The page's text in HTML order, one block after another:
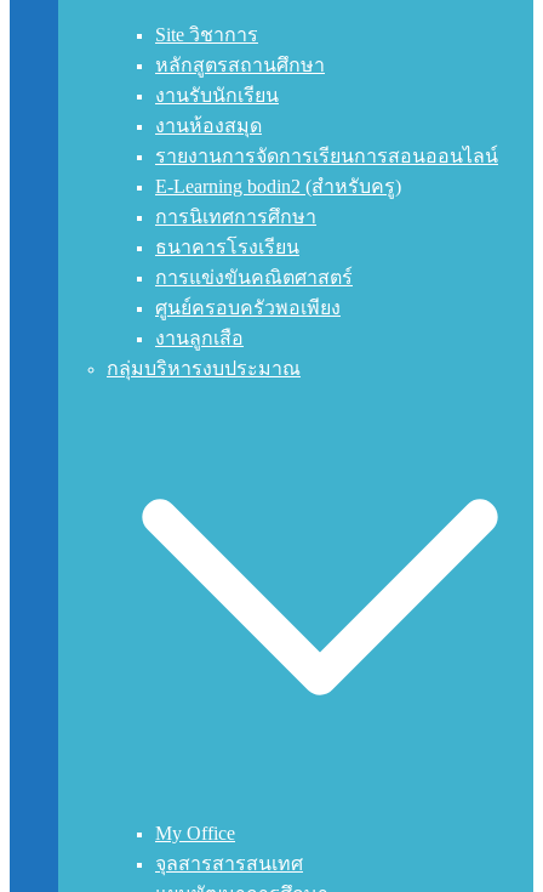
Site วิชาการ
หลักสูตรสถานศึกษา
งานรับนักเรียน
งานห้องสมุด
รายงานการจัดการเรียนการสอนออนไลน์
E-Learning bodin2 (สำหรับครู)
การนิเทศการศึกษา
ธนาคารโรงเรียน
การแข่งขันคณิตศาสตร์
ศูนย์ครอบครัวพอเพียง
งานลูกเสือ
กลุ่มบริหารงบประมาณ
My Office
จุลสารสารสนเทศ